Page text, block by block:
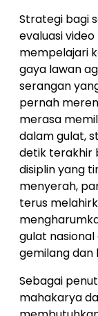
Strategi bagi
evaluasi
mempelajari
gaya lawan
serangan
pernah
merasa
dalam gulat,
detik terakhir
disiplin yang
menyerah,
terus
gulat
gemilang dan
Sebagai
mahakarya